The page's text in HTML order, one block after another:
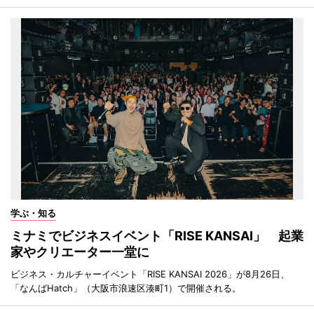
学ぶ・知る
ミナミでビジネスイベント「RISE KANSAI」 起業
家やクリエーター一堂に
ビジネス・カルチャーイベント「RISE KANSAI 2026」が8月26日、
「なんばHatch」（大阪市浪速区湊町1）で開催される。